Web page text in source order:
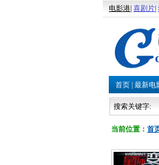
电影港 喜剧片
首页 最新电
搜索关键字:
当前位置： 首